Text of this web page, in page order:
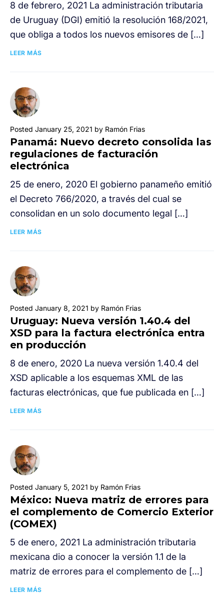
8 de febrero, 2021 La administración tributaria
de Uruguay (DGI) emitió la resolución 168/2021,
que obliga a todos los nuevos emisores de […]
LEER MÁS
Posted January 25, 2021 by Ramón Frias
Panamá: Nuevo decreto consolida las
regulaciones de facturación
electrónica
25 de enero, 2020 El gobierno panameño emitió
el Decreto 766/2020, a través del cual se
consolidan en un solo documento legal […]
LEER MÁS
Posted January 8, 2021 by Ramón Frias
Uruguay: Nueva versión 1.40.4 del
XSD para la factura electrónica entra
en producción
8 de enero, 2020 La nueva versión 1.40.4 del
XSD aplicable a los esquemas XML de las
facturas electrónicas, que fue publicada en […]
LEER MÁS
Posted January 5, 2021 by Ramón Frias
México: Nueva matriz de errores para
el complemento de Comercio Exterior
(COMEX)
5 de enero, 2021 La administración tributaria
mexicana dio a conocer la versión 1.1 de la
matriz de errores para el complemento de […]
LEER MÁS